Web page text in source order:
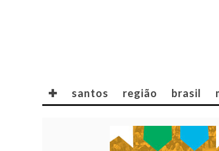
✚ santos região brasil